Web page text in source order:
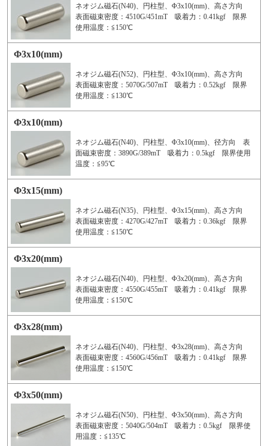
ネオジム磁石(N40)、円柱型、Φ3x10(mm)、高さ方向
表面磁束密度：4510G/451mT 吸着力：0.41kgf 限界
使用温度：≦150℃
Φ3x10(mm)
ネオジム磁石(N52)、円柱型、Φ3x10(mm)、高さ方向
表面磁束密度：5070G/507mT 吸着力：0.52kgf 限界
使用温度：≦130℃
Φ3x10(mm)
ネオジム磁石(N40)、円柱型、Φ3x10(mm)、径方向 表
面磁束密度：3890G/389mT 吸着力：0.5kgf 限界使用
温度：≦95℃
Φ3x15(mm)
ネオジム磁石(N35)、円柱型、Φ3x15(mm)、高さ方向
表面磁束密度：4270G/427mT 吸着力：0.36kgf 限界
使用温度：≦150℃
Φ3x20(mm)
ネオジム磁石(N40)、円柱型、Φ3x20(mm)、高さ方向
表面磁束密度：4550G/455mT 吸着力：0.41kgf 限界
使用温度：≦150℃
Φ3x28(mm)
ネオジム磁石(N40)、円柱型、Φ3x28(mm)、高さ方向
表面磁束密度：4560G/456mT 吸着力：0.41kgf 限界
使用温度：≦150℃
Φ3x50(mm)
ネオジム磁石(N50)、円柱型、Φ3x50(mm)、高さ方向
表面磁束密度：5040G/504mT 吸着力：0.5kgf 限界使
用温度：≦135℃